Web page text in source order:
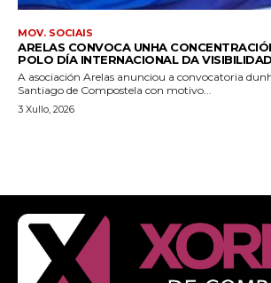
MOV. SOCIAIS
ARELAS CONVOCA UNHA
POLO DÍA INTERNACIONAL DA
A asociación Arelas anunciou a convocatoria
Santiago de Compostela con motivo...
3 Xullo, 2026